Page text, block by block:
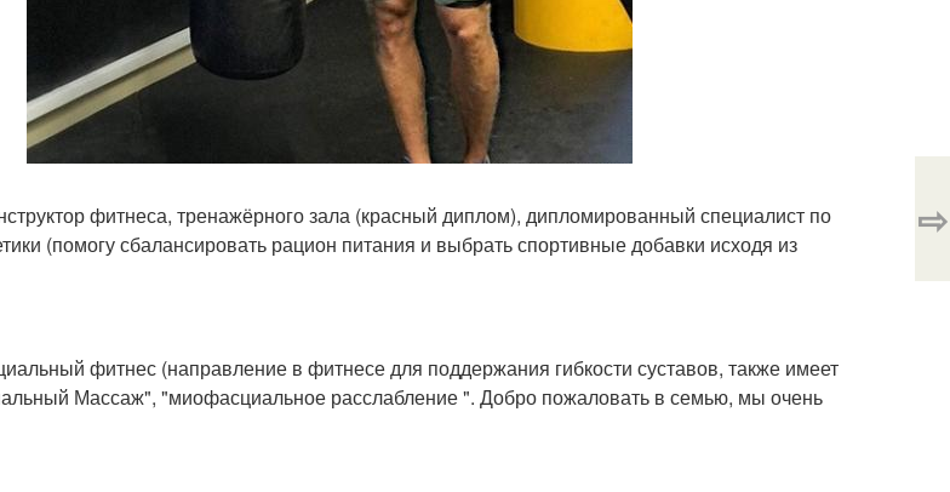
фитнеса, тренажёрного зала (красный диплом), дипломированный специалист по
(помогу сбалансировать рацион питания и выбрать спортивные добавки исходя из
фитнес (направление в фитнесе для поддержания гибкости суставов, также имеет
Массаж", "миофасциальное расслабление ". Добро пожаловать в семью, мы очень
⇨